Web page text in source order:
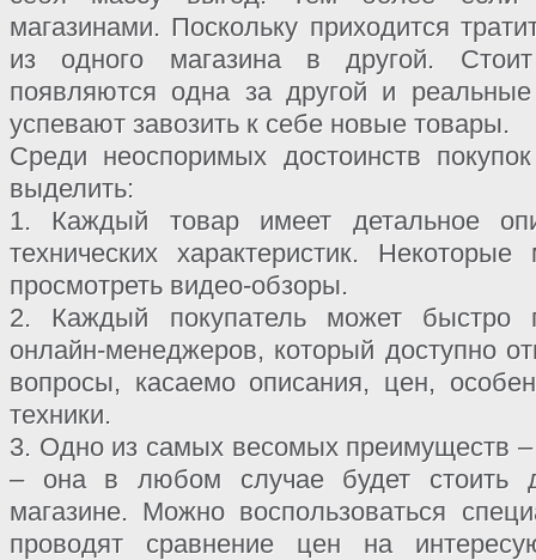
магазинами. Поскольку приходится
из одного магазина в другой.
появляются одна за другой и
успевают завозить к себе новые товары.
Среди неоспоримых достоинств
выделить:
1. Каждый товар имеет детальное
технических характеристик.
просмотреть видео-обзоры.
2. Каждый покупатель может быстро
онлайн-менеджеров, который доступно
вопросы, касаемо описания, цен,
техники.
3. Одно из самых весомых преимуществ –
– она в любом случае будет стоить
магазине. Можно воспользоваться
проводят сравнение цен на